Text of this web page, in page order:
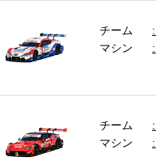
チーム
マシン
チーム
マシン